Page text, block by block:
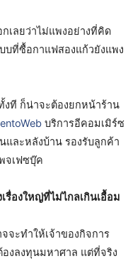
เลยว่าไม่แพงอย่างที่คิด
บที่ซื้อกาแฟสองแก้วยังแพง
งที ก็น่าจะต้องยกหน้าร้าน
บริการอีคอมเมิร์ซ
ละหลังบ้าน รองรับลูกค้า
จเฟซบุ๊ค
รื่องใหญ่ที่ไม่ไกลเกินเอื้อม
จะทำให้เจ้าของกิจการ
องลงทุนมหาศาล แต่ที่จริง